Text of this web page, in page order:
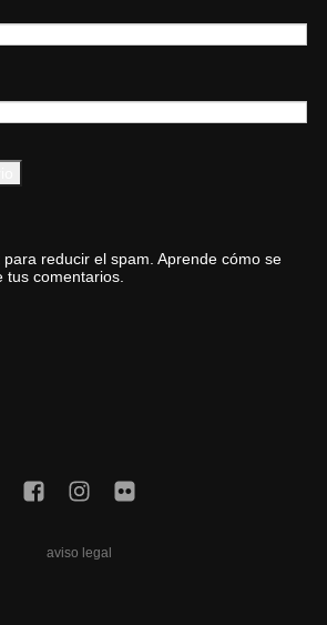
reducir el spam. Aprende cómo se
tus comentarios.
aviso legal